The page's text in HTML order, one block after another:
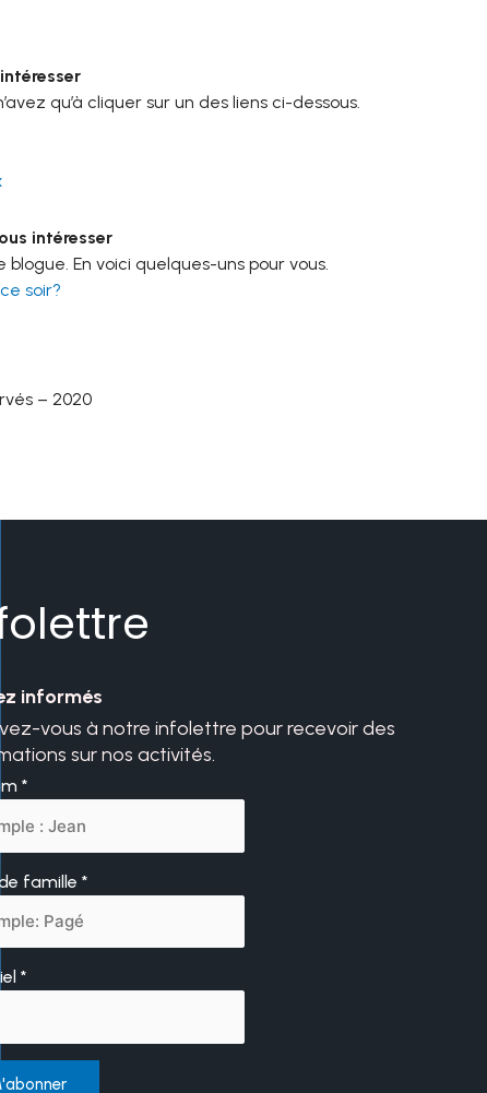
qu’à cliquer sur un des liens ci-dessous.
intéresser
En voici quelques-uns pour vous.
soir?
– 2020
informés
vous à notre infolettre pour recevoir des
sur nos activités.
*
famille *
*